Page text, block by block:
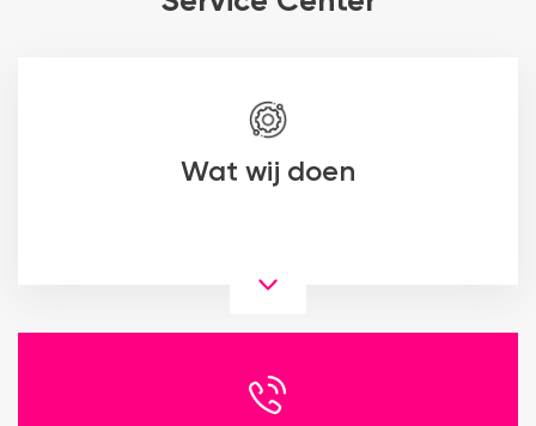
Wat wij doen